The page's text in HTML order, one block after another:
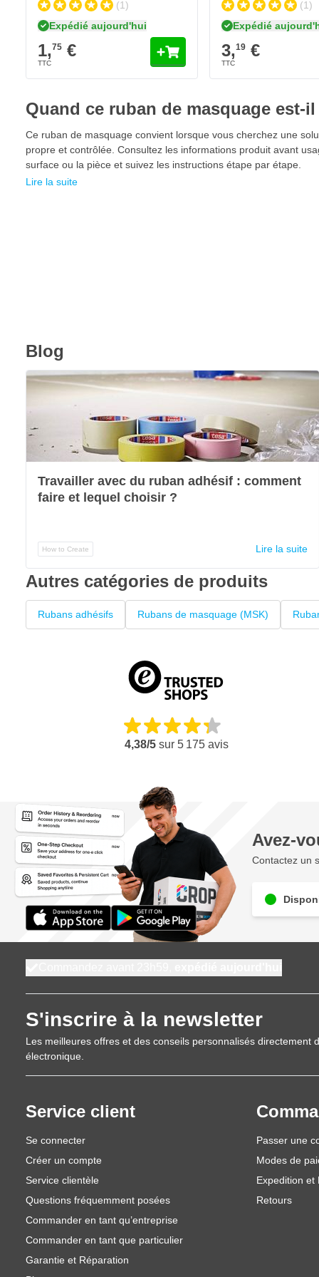
Disponible en 4 largeurs
Le ruban de masquage CROP est disponible en différentes
18mm
24 mm
36 mm
Caractéristiques du ruban adhésif de masquage
Ruban de masquage professionnel
Excellente adhérence
(1)
Expédié aujourd'hui
1,75 €
(1)
Expédié
3,19€
Quand ce ruban de masquage est-
Ce ruban de masquage convient lorsque vous cherchez une
propre et contrôlée. Consultez les informations produit avant
surface ou la pièce et suivez les instructions étape par étape.
Lire la suite
Blog
Travailler avec du ruban adhésif : comment
faire et lequel choisir ?
How to Create Lire la suite
Autres catégories de produits
Rubans adhésifs Rubans de masquage (MSK)
4,38/5 sur 5 175 avis
Avez-
Contactez un
S'inscrire à la newsletter
Les meilleures offres et des conseils personnalisés directement
électronique.
Service client
Se connecter
Créer un compte
Service clientèle
Questions fréquemment posées
Commander en tant qu’entreprise
Commander en tant que particulier
Garantie et Réparation
Passer une
Modes de
Expedition et
Retours